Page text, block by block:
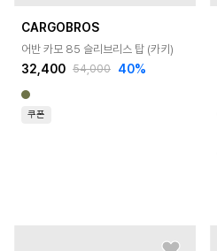
CARGOBROS
어반 카모 85 슬리브리스 탑 (카키)
32,400 54,000 40%
쿠폰